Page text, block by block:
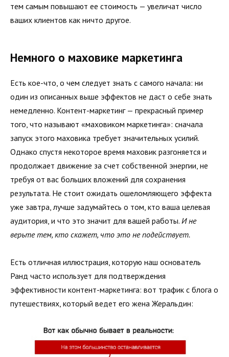
тем самым повышают ее стоимость — увеличат число
ваших клиентов как ничто другое.
Немного о маховике маркетинга
Есть кое-что, о чем следует знать с самого начала: ни
один из описанных выше эффектов не даст о себе знать
немедленно. Контент-маркетинг — прекрасный пример
того, что называют «маховиком маркетинга»: сначала
запуск этого маховика требует значительных усилий.
Однако спустя некоторое время маховик разгоняется и
продолжает движение за счет собственной энергии, не
требуя от вас больших вложений для сохранения
результата. Не стоит ожидать ошеломляющего эффекта
уже завтра, лучше задумайтесь о том, кто ваша целевая
аудитория, и что это значит для вашей работы. И не
верьте тем, кто скажет, что это не подействует.
Есть отличная иллюстрация, которую наш основатель
Ранд часто использует для подтверждения
эффективности контент-маркетинга: вот трафик с блога о
путешествиях, который ведет его жена Жеральдин: